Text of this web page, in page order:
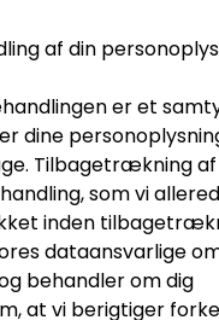
af din
er et
dine
Tilbagetrækning
som vi
inden
dataansvarlige
behandler om dig
at vi berigtiger